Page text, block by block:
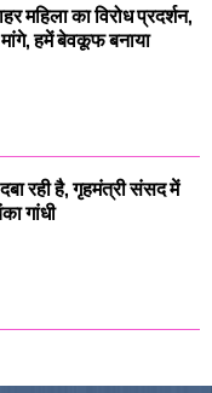
महिला का विरोध प्रदर्शन,
हमें बेवकूफ बनाया
रही है, गृहमंत्री संसद में
गांधी